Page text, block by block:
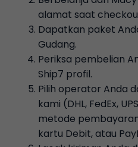
alamat saat
Dapatkan paket
Gudang.
Periksa pembelian
Ship7 profil.
Pilih operator Anda
kami (DHL, FedEx,
metode
kartu Debit, atau